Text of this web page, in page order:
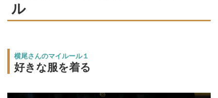
ル
横尾さんのマイルール１
好きな服を着る